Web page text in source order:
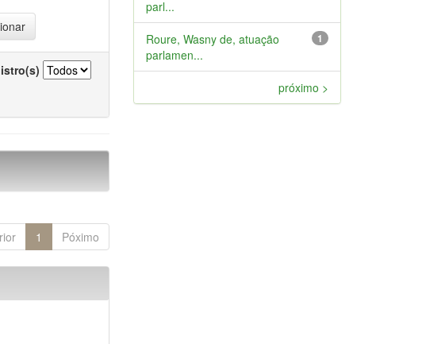
1 Póximo
parl...
1
Roure, Wasny de, atuação
parlamen...
próximo >